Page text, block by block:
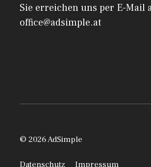
Sie erreichen uns per E-Mail
office@adsimple.at
© 2026 AdSimple
Datenschutz Impressum